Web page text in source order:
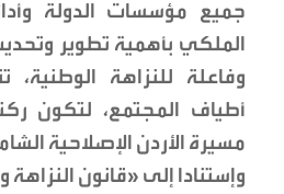
جميع مؤسسات الدولة
الملكي بأهمية تطوير
وفاعلة للنزاهة الوطنية،
أطياف المجتمع، لتكون
مسيرة الأردن الإصلاحية
وإستنادا إلى «قانون